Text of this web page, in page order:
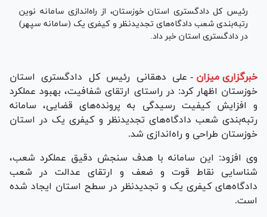
رئیس کل دادگستری استان خوزستان، از راه‌اندازی سامانه نوین
رتبه‌بندی شعب دادگاه‌های تجدیدنظر و کیفری یک (سامانه سپهر)
در دادگستری استان خبر داد.
خبرگزاری میزان - علی دهقانی رئیس کل دادگستری استان
خوزستان اظهار کرد: در راستای ارتقای شفافیت، بهبود عملکرد
و افزایش کیفیت رسیدگی به پرونده‌های قضایی، سامانه
رتبه‌بندی شعب دادگاه‌های تجدیدنظر و کیفری یک در استان
خوزستان طراحی و راه‌اندازی شد.
وی افزود: این سامانه با هدف سنجش دقیق عملکرد شعب،
شناسایی نقاط قوت و ضعف و ارتقای عدالت در شعب
دادگاه‌های کیفری یک و تجدیدنظر در سطح استان ایجاد شده
است.